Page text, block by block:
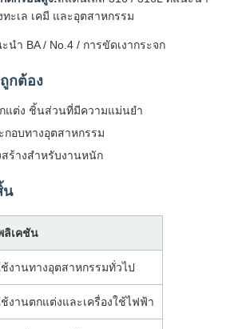
ะเล เคมี และอุตสาหกรรม
นำ BA / No.4 / การขัดเงากระจก
กต้อง
แต่ง ชิ้นส่วนที่มีความแม่นยำ
อบทางอุตสาหกรรม
ร้างสำหรับงานหนัก
น
ลิเคชัน
ช้งานทางอุตสาหกรรมทั่วไป
ช้งานตกแต่งและเครื่องใช้ไฟฟ้า